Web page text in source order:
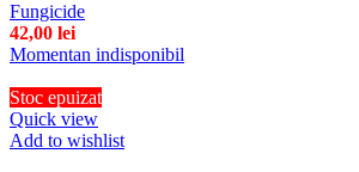
Fungicide
42,00 lei
Momentan indisponibil
Stoc epuizat
Quick view
Add to wishlist